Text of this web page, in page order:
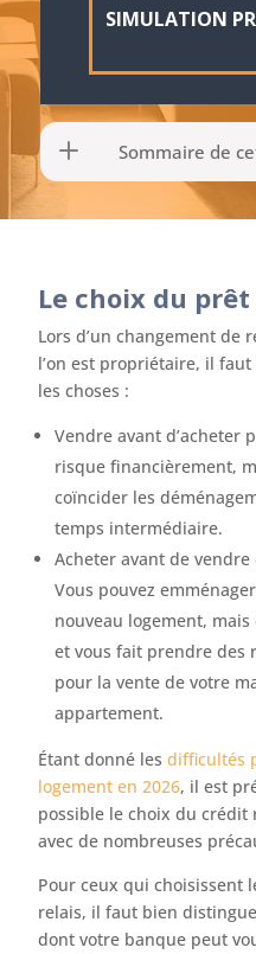
SIMULATION
Sommaire de
Le choix du
Lors d’un changement de
l’on est propriétaire, il
les choses :
Vendre avant d’acheter
risque financièrement,
coïncider les
temps intermédiaire.
Acheter avant de
Vous pouvez
nouveau logement, mais
et vous fait prendre des
pour la vente de votre
appartement.
Étant donné lesdifficultés
logement en 2026, il est
possible le choix du
avec de nombreuses
Pour ceux qui choisissent
relais, il faut bien
dont votre banque peut